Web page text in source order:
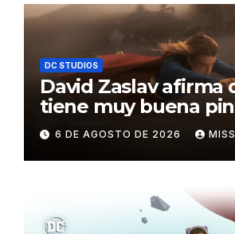
DC STUDIOS
David Zaslav afirma
tiene muy buena
el fracaso de
6 DE AGOSTO DE 2026